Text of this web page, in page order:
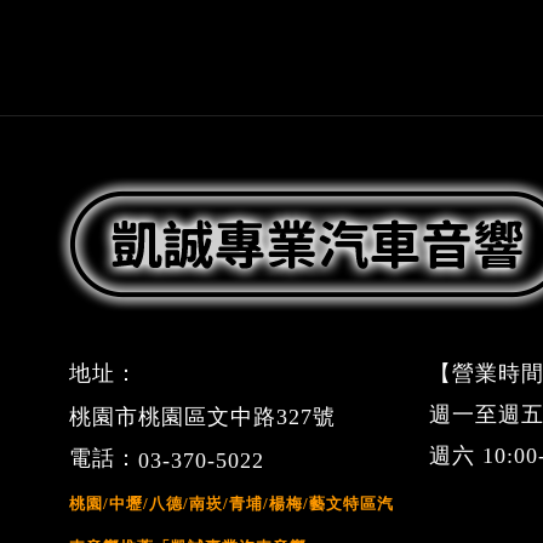
地址：
桃園市桃園區文中路327號
電話： 03-370-5022
桃園/中壢/八德/南崁/青埔/楊梅/藝文特區汽
【營業時
週一至週
週六